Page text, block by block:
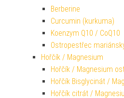
Berberine
Curcumin (kurkuma)
Koenzym Q10 / CoQ10
Ostropestřec
Hořčík / Magnesium
Hořčík / Magnesium
Hořčík Bisglycinát /
Hořčík citrát /